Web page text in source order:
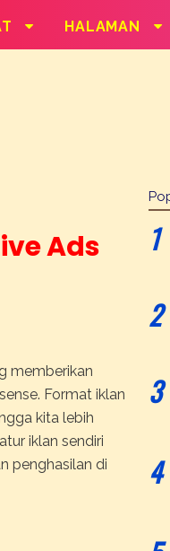
HALAMAN
Ads
memberikan
Format iklan
kita lebih
iklan sendiri
penghasilan di